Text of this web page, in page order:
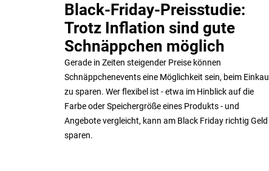
Black-Friday-Preisstudie:
Trotz Inflation sind gute
Schnäppchen möglich
Gerade in Zeiten steigender Preise können
Schnäppchenevents eine Möglichkeit sein, beim
zu sparen. Wer flexibel ist - etwa im Hinblick auf die
Farbe oder Speichergröße eines Produkts - und
Angebote vergleicht, kann am Black Friday richtig Geld
sparen.